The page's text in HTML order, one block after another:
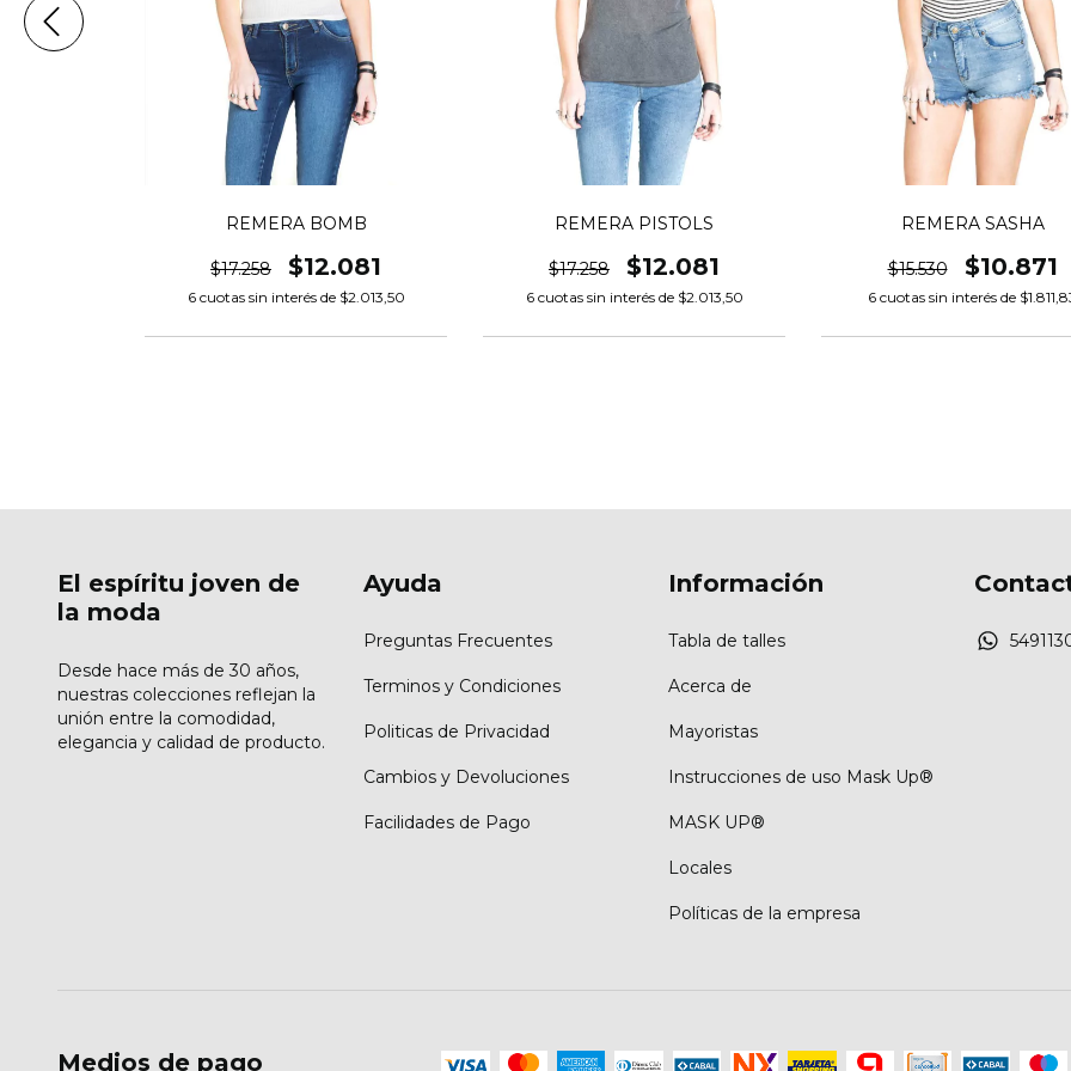
REMERA BOMB
$17.258 $12.081
6cuotas sin interés de $2.013,50
REMERA PISTOLS
$17.258 $12.081
6cuotas sin interés de $2.013,50
REMERA SASHA
$15.530 $10.871
6 cuotas sin interés de
El espíritu joven de
la moda
Desde hace más de 30 años,
nuestras colecciones reflejan la
unión entre la comodidad,
elegancia y calidad de producto.
Ayuda
Preguntas Frecuentes
Terminos y Condiciones
Politicas de Privacidad
Cambios y Devoluciones
Facilidades de Pago
Información
Tabla de talles
Acerca de
Mayoristas
Instrucciones de uso Mask Up®
MASK UP®
Locales
Políticas de la empresa
Medios de pago